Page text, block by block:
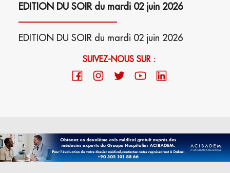
EDITION DU SOIR du mardi 02 juin 2026
EDITION DU SOIR du mardi 02 juin 2026
SUIVEZ-NOUS SUR :